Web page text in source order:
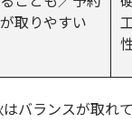
が取りやすい
バランスが取れ